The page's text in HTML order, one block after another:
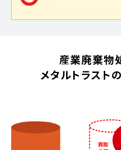
産業廃棄物
メタルトラスト